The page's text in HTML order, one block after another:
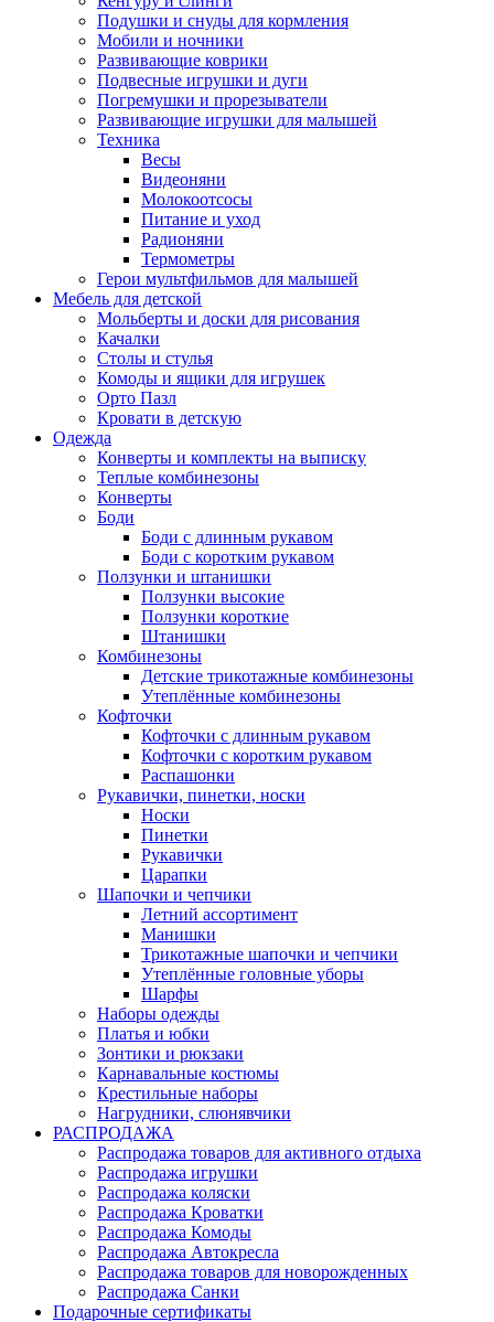
Подушки и снуды для кормления
Мобили и ночники
Развивающие коврики
Подвесные игрушки и дуги
Погремушки и прорезыватели
Развивающие игрушки для малышей
Техника
Весы
Видеоняни
Молокоотсосы
Питание и уход
Радионяни
Термометры
Герои мультфильмов для малышей
Мебель для детской
Мольберты и доски для рисования
Качалки
Столы и стулья
Комоды и ящики для игрушек
Орто Пазл
Кровати в детскую
Одежда
Конверты и комплекты на выписку
Теплые комбинезоны
Конверты
Боди
Боди с длинным рукавом
Боди с коротким рукавом
Ползунки и штанишки
Ползунки высокие
Ползунки короткие
Штанишки
Комбинезоны
Детские трикотажные комбинезоны
Утеплённые комбинезоны
Кофточки
Кофточки с длинным рукавом
Кофточки с коротким рукавом
Распашонки
Рукавички, пинетки, носки
Носки
Пинетки
Рукавички
Царапки
Шапочки и чепчики
Летний ассортимент
Манишки
Трикотажные шапочки и чепчики
Утеплённые головные уборы
Шарфы
Наборы одежды
Платья и юбки
Зонтики и рюкзаки
Карнавальные костюмы
Крестильные наборы
Нагрудники, слюнявчики
РАСПРОДАЖА
Распродажа товаров для активного отдыха
Распродажа игрушки
Распродажа коляски
Распродажа Кроватки
Распродажа Комоды
Распродажа Автокресла
Распродажа товаров для новорожденных
Распродажа Санки
Подарочные сертификаты